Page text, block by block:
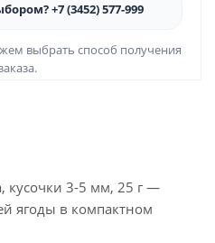
+7 (3452) 577-999
выбрать способ получения
кусочки 3-5 мм, 25 г —
ягоды в компактном